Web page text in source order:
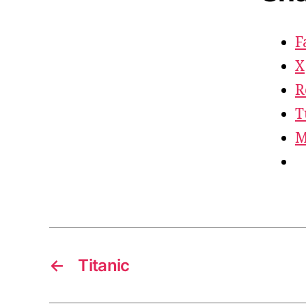
X
← Titanic